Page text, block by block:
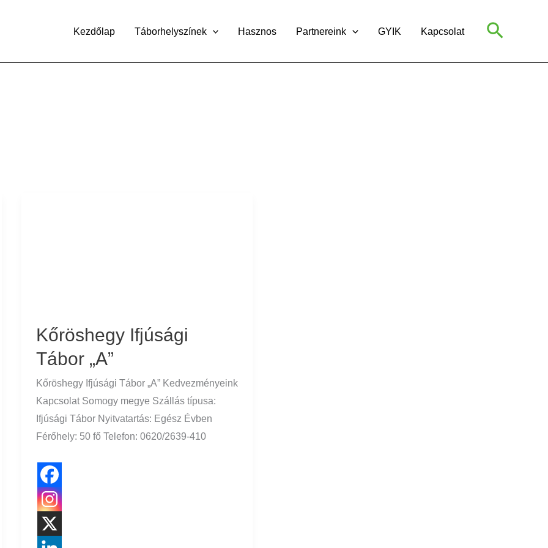
Kezdőlap Táborhelyszínek Hasznos Partnereink GYIK Kapcsolat Search
Kőröshegy Ifjúsági
Tábor „A”
Kőröshegy Ifjúsági Tábor „A” Kedvezményeink
Kapcsolat Somogy megye Szállás típusa:
Ifjúsági Tábor Nyitvatartás: Egész Évben
Férőhely: 50 fő Telefon: 0620/2639-410